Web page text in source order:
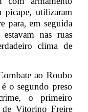
picape, utilizaram
para, em seguida
nas ruas
clima de
ao Roubo
o segundo preso
o primeiro
Vitorino Freire